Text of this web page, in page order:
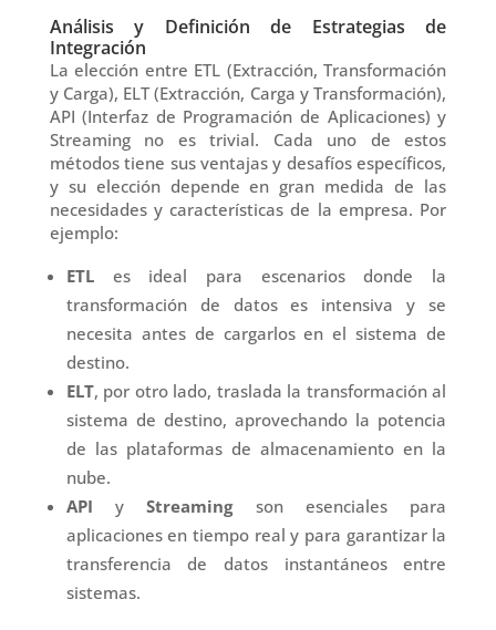
Análisis y Definición de Estrategias de
Integración
La elección entre ETL (Extracción, Transformación
y Carga), ELT (Extracción, Carga y Transformación),
API (Interfaz de Programación de Aplicaciones) y
Streaming no es trivial. Cada uno de estos
métodos tiene sus ventajas y desafíos específicos,
y su elección depende en gran medida de las
necesidades y características de la empresa. Por
ejemplo:
ETLes ideal para escenarios donde la
transformación de datos es intensiva y se
necesita antes de cargarlos en el sistema de
destino.
ELT, por otro lado, traslada la transformación al
sistema de destino, aprovechando la potencia
de las plataformas de almacenamiento en la
nube.
API yStreamingson esenciales para
aplicaciones en tiempo real y para garantizar la
transferencia de datos instantáneos entre
sistemas.